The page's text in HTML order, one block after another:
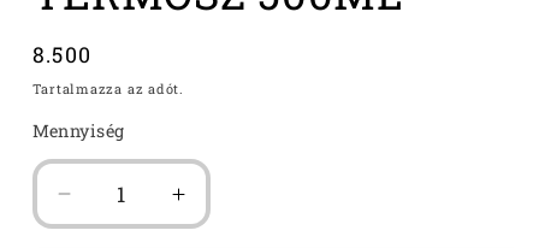
Normál
ár
8.500
Tartalmazza az adót.
Mennyiség
HUBAN
NAGYVEZÉR
HUBAN
NAGYVEZÉR